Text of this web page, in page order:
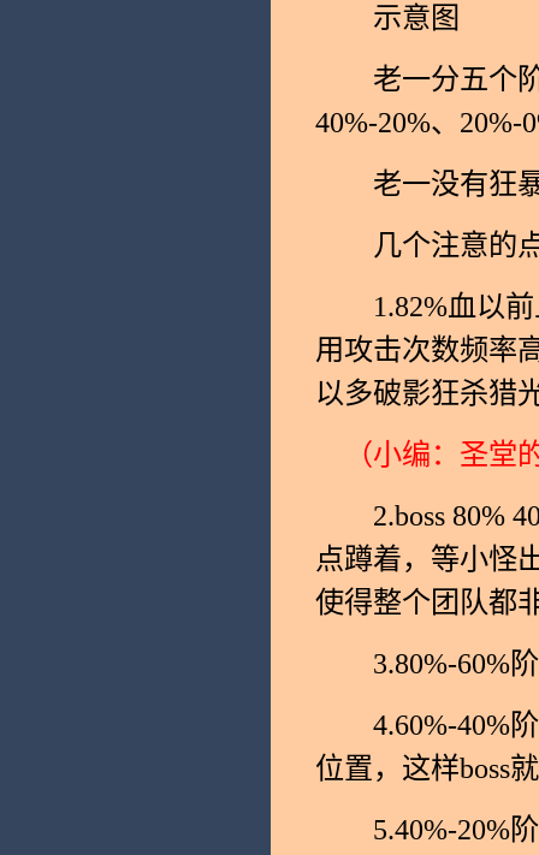
示意图
老一分五个阶
40%-20%、20%-
老一没有狂
几个注意的
1.82%血以前
用攻击次数频率
以多破影狂杀猎
（小编：圣堂
2.boss 80%
点蹲着，等小怪
使得整个团队都
3.80%-60%阶
4.60%-40%阶
位置，这样boss
5.40%-20%阶